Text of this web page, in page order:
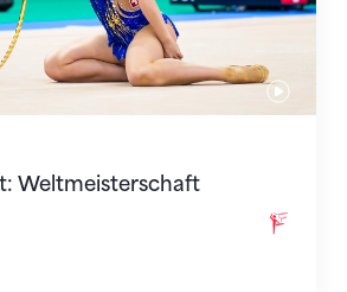
Weltmeisterschaft